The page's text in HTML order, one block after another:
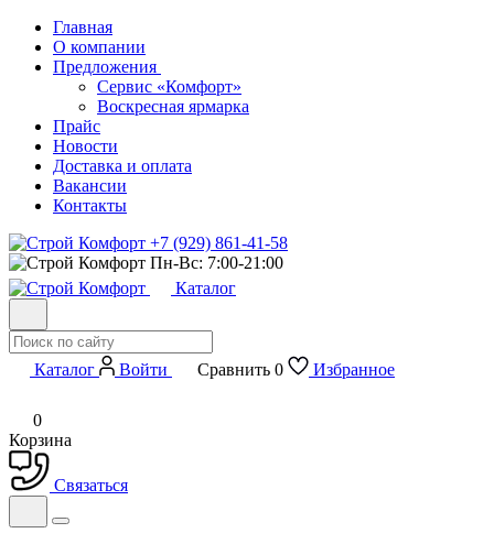
Главная
О компании
Предложения
Сервис «Комфорт»
Воскресная ярмарка
Прайс
Новости
Доставка и оплата
Вакансии
Контакты
+7 (929) 861-41-58
Пн-Вс: 7:00-21:00
Каталог
Каталог Войти Сравнить 0 Избранное
0
Корзина
Связаться